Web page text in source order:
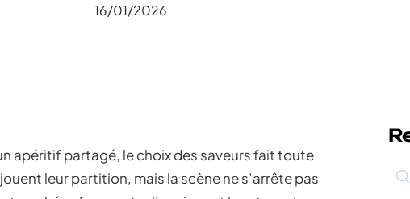
16/01/2026
apéritif partagé, le choix des saveurs fait toute
leur partition, mais la scène ne s’arrête pas